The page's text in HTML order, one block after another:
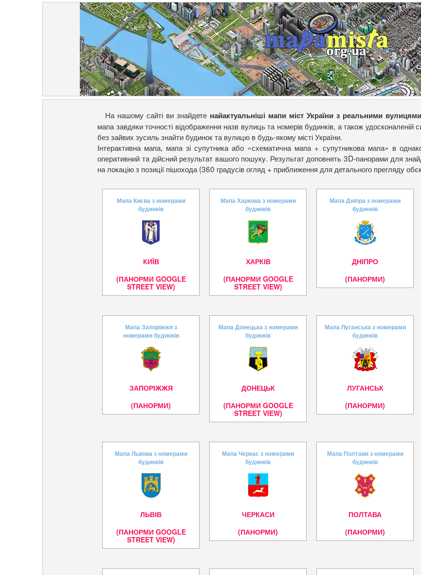
На нашому сайті ви знайдете найактуальніші мапи міст України з реальними
мапа завдяки точності відображення назв вулиць та номерів будинків, а також
без зайвих зусиль знайти будинок та вулицю в будь-якому місті України.
Інтерактивна мапа, мапа зі супутника або «схематична мапа + супутникова мапа» в
оперативний та дійсний результат вашого пошуку. Результат доповнять 3D-панорами для
на локацію з позиції пішохода (360 градусів огляд + приближення для детального прегляду
Мапа Києва з номерами
будинків
КИЇВ
(ПАНОРМИ GOOGLE
STREET VIEW)
Мапа Харкова з номерами
будинків
ХАРКІВ
(ПАНОРМИ GOOGLE
STREET VIEW)
Мапа Дніпра з номерами
будинків
ДНІПРО
(ПАНОРМИ)
Мапа Запоріжжя з
номерами будинків
ЗАПОРІЖЖЯ
(ПАНОРМИ)
Мапа Донецька з номерами
будинків
ДОНЕЦЬК
(ПАНОРМИ GOOGLE
STREET VIEW)
Мапа Луганська з номерами
будинків
ЛУГАНСЬК
(ПАНОРМИ)
Мапа Львова з номерами
будинків
ЛЬВІВ
(ПАНОРМИ GOOGLE
STREET VIEW)
Мапа Черкас з номерами
будинків
ЧЕРКАСИ
(ПАНОРМИ)
Мапа Полтави з номерами
будинків
ПОЛТАВА
(ПАНОРМИ)